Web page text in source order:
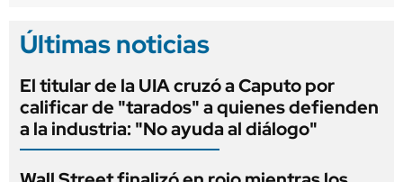
Últimas noticias
El titular de la UIA cruzó a Caputo por
calificar de "tarados" a quienes defienden
a la industria: "No ayuda al diálogo"